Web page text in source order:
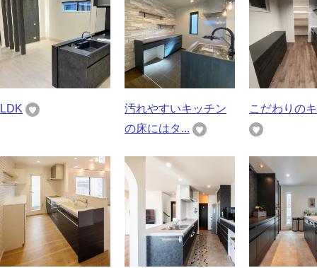
LDK
汚れやすいキッチン
の床にはタ...
こだわりの